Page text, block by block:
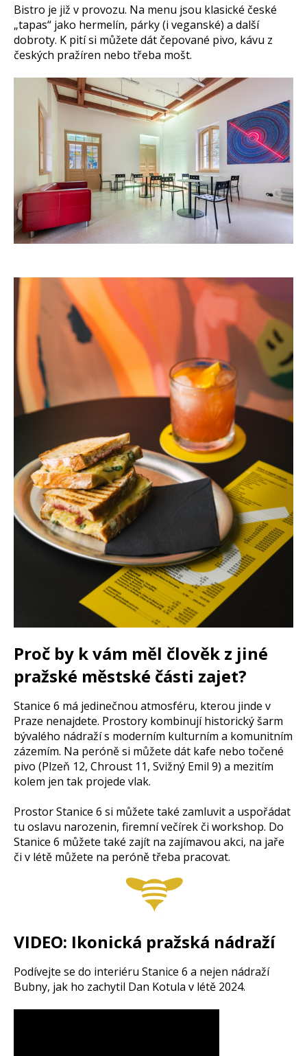
Bistro je již v provozu. Na menu jsou klasické české
„tapas“ jako hermelín, párky (i veganské) a další
dobroty. K pití si můžete dát čepované pivo, kávu z
českých pražíren nebo třeba mošt.
Proč by k vám měl člověk z jiné
pražské městské části zajet?
Stanice 6 má jedinečnou atmosféru, kterou jinde v
Praze nenajdete. Prostory kombinují historický šarm
bývalého nádraží s moderním kulturním a komunitním
zázemím. Na peróně si můžete dát kafe nebo točené
pivo (Plzeň 12, Chroust 11, Svižný Emil 9) a mezitím
kolem jen tak projede vlak.
Prostor Stanice 6 si můžete také zamluvit a uspořádat
tu oslavu narozenin, firemní večírek či workshop. Do
Stanice 6 můžete také zajít na zajímavou akci, na jaře
či v létě můžete na peróně třeba pracovat.
VIDEO: Ikonická pražská nádraží
Podívejte se do interiéru Stanice 6 a nejen nádraží
Bubny, jak ho zachytil Dan Kotula v létě 2024.